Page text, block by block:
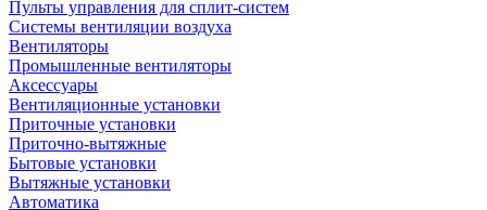
Пульты управления для сплит-систем
Системы вентиляции воздуха
Вентиляторы
Промышленные вентиляторы
Аксессуары
Вентиляционные установки
Приточные установки
Приточно-вытяжные
Бытовые установки
Вытяжные установки
Автоматика